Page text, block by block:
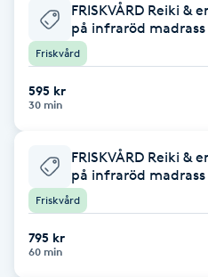
Fibromassage
Fillers
Fotsvamp
Fotvård
Fransar
FRISKVÅRD Reiki &
på infraröd madrass
Friskvård
595 kr
30 min
FRISKVÅRD Reiki &
på infraröd
Friskvård
795 kr
60 min